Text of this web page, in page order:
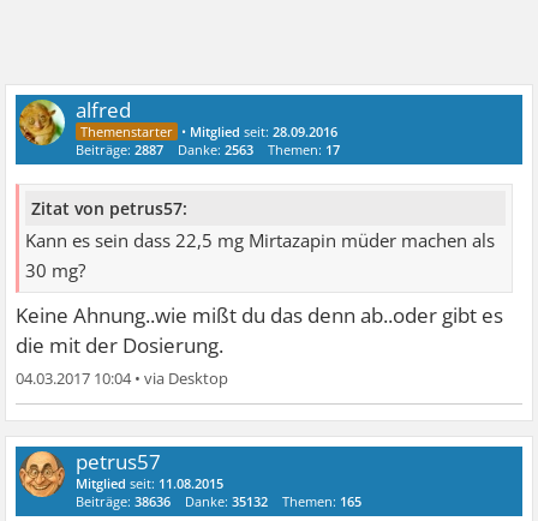
alfred
• Mitglied seit:28.09.2016
Beiträge:2887 Danke:2563 Themen: 17
Zitat von petrus57:
Kann es sein dass 22,5 mg Mirtazapin müder machen als
30 mg?
Keine Ahnung..wie mißt du das denn ab..oder gibt es
die mit der Dosierung.
04.03.2017 10:04•
petrus57
Mitglied seit: 11.08.2015
Beiträge:38636 Danke:35132 Themen: 165